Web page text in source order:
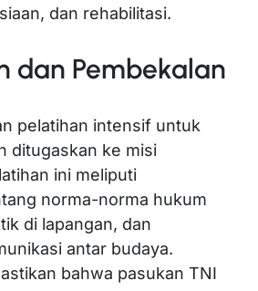
dan rehabilitasi.
dan Pembekalan
pelatihan intensif untuk
ditugaskan ke misi
ini meliputi
norma-norma hukum
di lapangan, dan
antar budaya.
bahwa pasukan TNI